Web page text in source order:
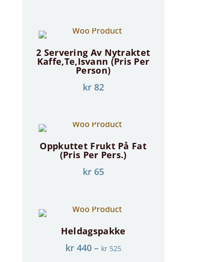
2 Servering Av Nytraktet
Kaffe,te,isvann (pris Per
Person)
kr82
Oppkuttet Frukt På Fat
(pris Per Pers.)
kr65
Heldagspakke
kr440– kr525